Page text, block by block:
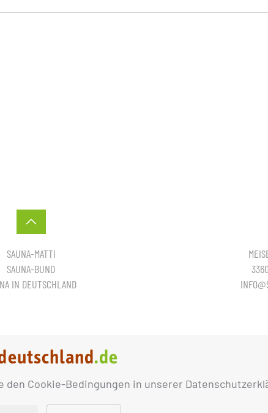
Cookie-Bedingungen in unserer
SAUNA-MATTI
SAUNA-BUND
IN DEUTSCHLAND